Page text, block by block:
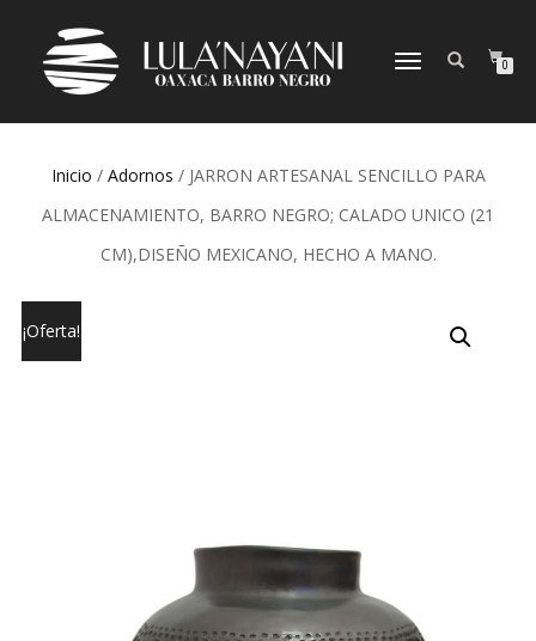
CAMBIAR
0
Inicio / Adornos / JARRON ARTESANAL SENCILLO PARA
ALMACENAMIENTO, BARRO NEGRO; CALADO UNICO (21
CM),DISEÑO MEXICANO, HECHO A MANO.
¡Oferta!